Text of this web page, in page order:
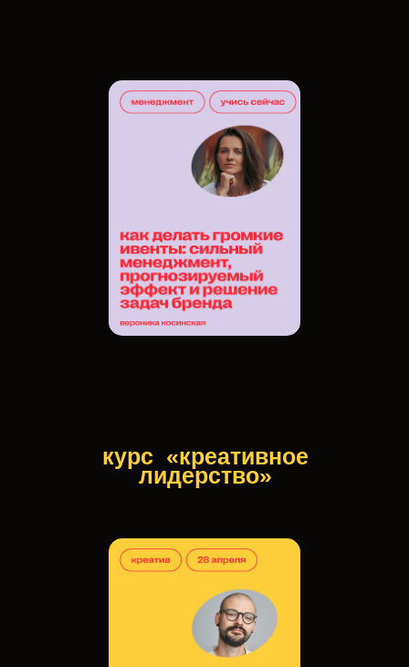
курс «креативное
лидерство»